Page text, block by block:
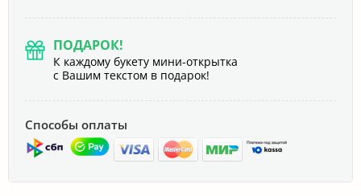
ПОДАРОК!
К каждому букету мини-открытка
с Вашим текстом в подарок!
Способы оплаты